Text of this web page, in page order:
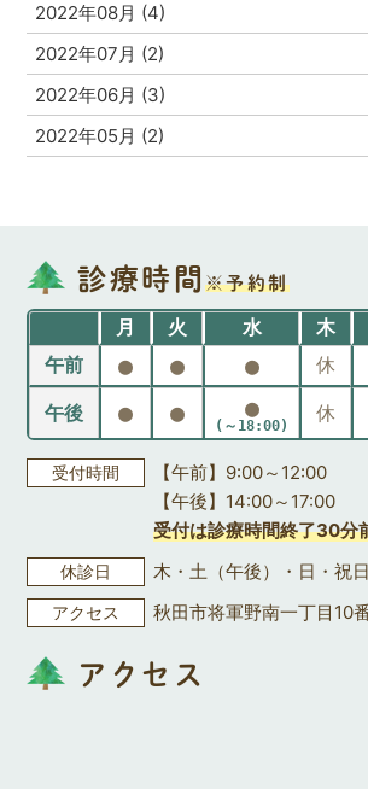
2022年08月 (4)
2022年07月 (2)
2022年06月 (3)
2022年05月 (2)
診療時間※予約制
月 火 水 木
午前
● ● ● 休
午後 ● ● ●
(～18:00)
休
受付時間
【午前】9:00～12:00
【午後】14:00～17:00
受付は診療時間終了30分
休診日 木・土（午後）・日・祝日
アクセス 秋田市将軍野南一丁目10
アクセス